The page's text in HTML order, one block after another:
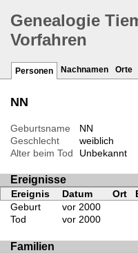
Genealogie
Vorfahren
Personen Nachnamen Orte
NN
Geburtsname
NN
Geschlecht
weiblich
Alter beim Tod
Unbekannt
Ereignisse
Ereignis Datum Ort
Geburt
vor 2000
Tod
vor 2000
Familien